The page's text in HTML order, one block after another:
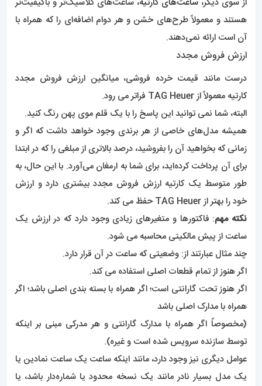
هستند و معمولاً طرح‌های خشن و هر دوام اضافه‌ای را که همراه با
آن است ارائه نمی‌دهند.
ارزش فروش مجدد
درست مانند قیمت خرده فروشی، میانگین ارزش فروش مجدد
کارتیه معمولاً از TAG Heuer
فراتر می رود.
البته، شما نمی توانید این پاسخ را با یک قلم موی پهن رنگ کنید.
همیشه مدل‌های خاصی از هر برندی وجود خواهد داشت که اگر و
زمانی که بخواهید آن را بفروشید، درصد بالاتری از مبلغی را که در ابتدا
برای آن پرداخت کرده‌اید، برای شما به ارمغان می‌آورد. با این حال، به
طور متوسط ​​یک کارتیه ارزش فروش مجدد بیشتری دارد و ارزش
خود را بهتر از TAG Heuer حفظ می کند.
نکته مهم: فاکتورها و متغیرهای زیادی وجود دارد که در ارزش یک
ساعت از پیش مالکیتی محاسبه می شود.
چند مثال عبارتند از: وضعیتی که ساعت در آن قرار دارد.
اگر هنوز از تمام قطعات اصلی استفاده می کند.
اگر هنوز تحت گارانتی است؛ اگر همراه با بسته بندی اصلی باشد؛ اگر
همراه با مدارک اصلی باشد
(مخصوصاً اگر همراه با مدارک گارانتی و هر مدرکی مبنی بر اینکه
توسط سازنده سرویس شده است و غیره).
عوامل دیگری نیز وجود دارد، مانند اینکه ساعت یک ساعت نمادین یا
یک مدل بسیار نادر مانند یک نسخه محدود یا شماره‌دار باشد، یا